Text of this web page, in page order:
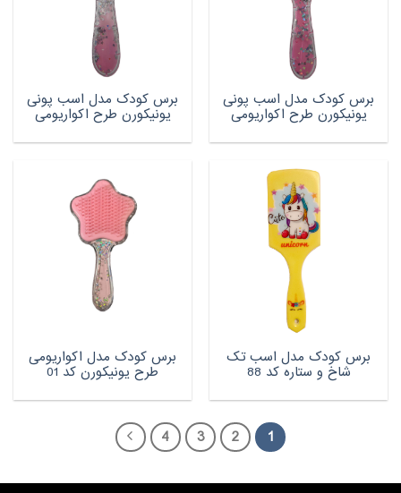
برس کودک مدل اسب پونی
یونیکورن طرح اکواریومی
برس کودک مدل اسب پونی
یونیکورن طرح اکواریومی
برس کودک مدل اسب تک
شاخ و ستاره کد 88
برس کودک مدل اکواریومی
طرح یونیکورن کد 01
1
2
3
4